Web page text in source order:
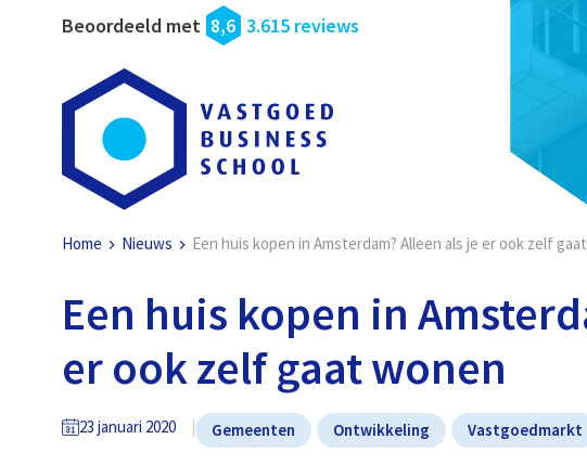
Beoordeeld met 8,6 3.615 reviews
Home Nieuws Een huis kopen in Amsterdam? Alleen als je er ook zelf
Een huis kopen in
er ook zelf gaat wonen
23 januari 2020 Gemeenten Ontwikkeling Vastgoedmarkt